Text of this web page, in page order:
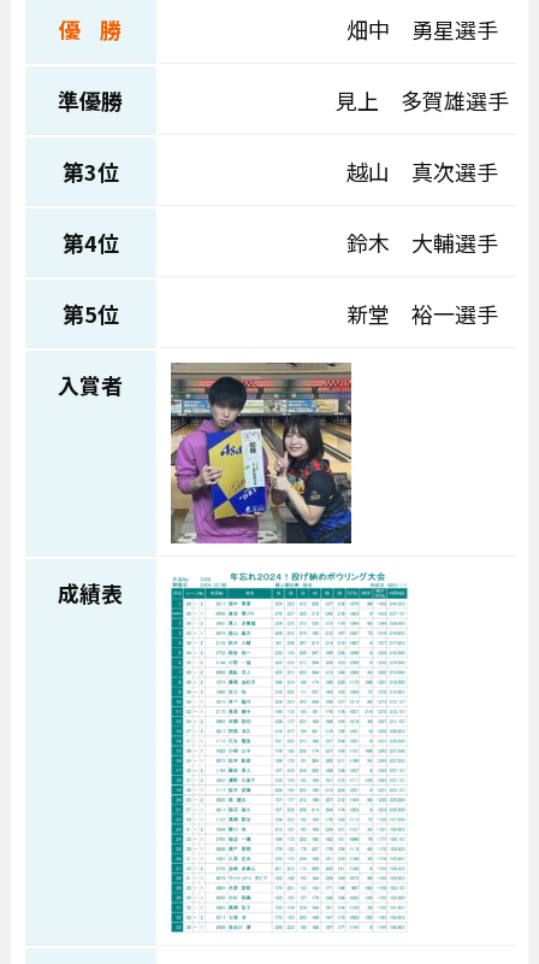
優 勝 畑中 勇星選手
準優勝 見上 多賀雄選手
第3位 越山 真次選手
第4位 鈴木 大輔選手
第5位 新堂 裕一選手
入賞者
成績表